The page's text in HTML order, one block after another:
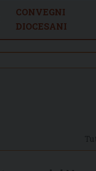
CONVEGNI
DIOCESANI